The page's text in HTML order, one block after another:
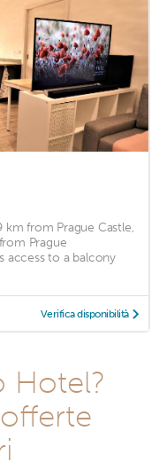
km from Prague Castle,
Prague
access to a balcony
Verifica disponibilità
Hotel?